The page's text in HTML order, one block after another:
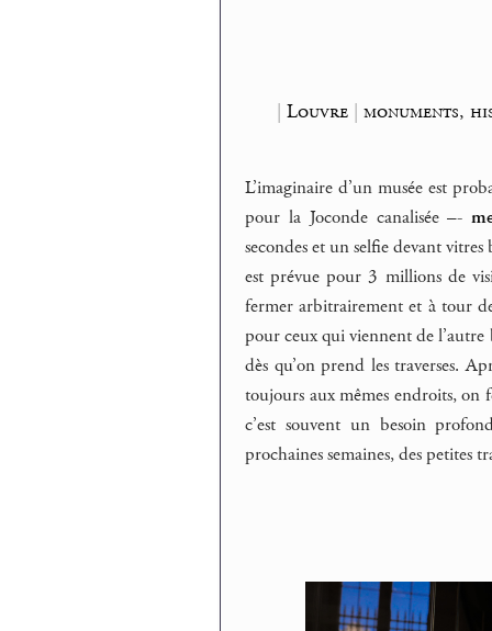
| Louvre| monuments,
L’imaginaire d’un musée est
pour la Joconde canalisée –-
secondes et un selfie devant
est prévue pour 3 millions de
fermer arbitrairement et à tour
pour ceux qui viennent de l’autre
dès qu’on prend les traverses.
toujours aux mêmes endroits, on
c’est souvent un besoin
prochaines semaines, des petites